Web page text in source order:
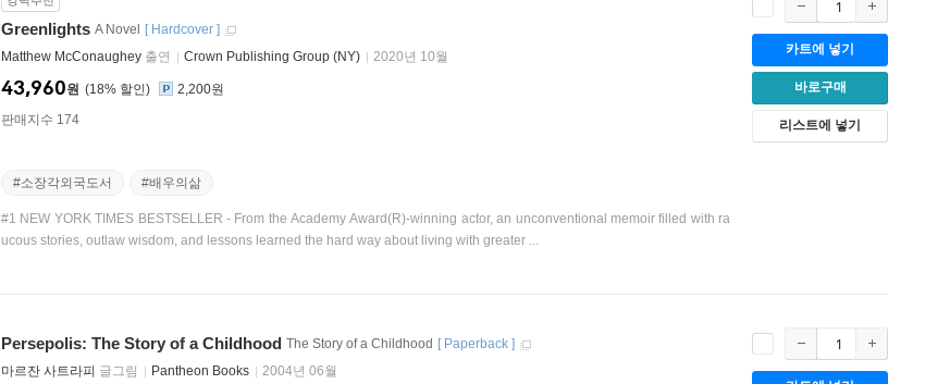
Greenlights A Novel [ Hardcover ]
Matthew McConaughey 출연 Crown Publishing Group (NY) 2020년 10월
18%
43,960원
2,200원
판매지수 174
#소장각외국도서 #배우의삶
#1 NEW YORK TIMES BESTSELLER - From the Academy Award(R)-winning actor, an unconventional memoir filled with ra
ucous stories, outlaw wisdom, and lessons learned the hard way about living with greater ...
카트에 넣기
바로구매
리스트에 넣기
Persepolis: The Story of a Childhood The Story of a Childhood [ Paperback ]
마르잔 사트라피 글그림 Pantheon Books
2004년 06월